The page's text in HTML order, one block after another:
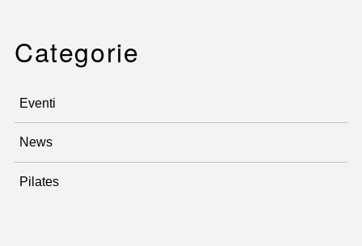
Categorie
Eventi
News
Pilates